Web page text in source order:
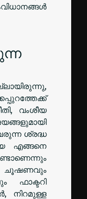
വംശീയ
ശ്രദ്ധ
എങ്ങനെ
ചൂഷണവും
ഫാക്ടറി
നിറമുള്ള